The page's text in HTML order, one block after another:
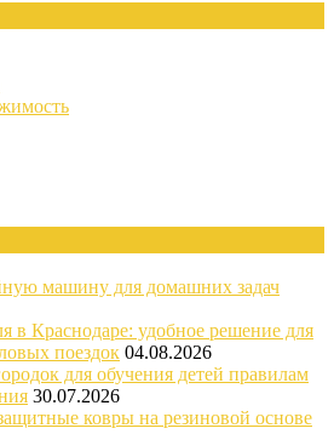
машину для домашних задач
в Краснодаре: удобное решение для
поездок 04.08.2026
для обучения детей правилам
30.07.2026
ковры на резиновой основе